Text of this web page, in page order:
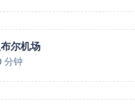
尔机场
分钟